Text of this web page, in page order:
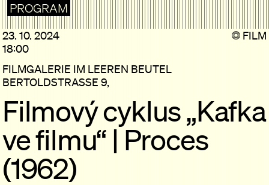
PROGRAM
23. 10. 2024
18:00
FILM
FILMGALERIE IM LEEREN BEUTEL
BERTOLDSTRASSE 9,
Filmový cyklus „Kafka
ve filmu“ | Proces
(1962)